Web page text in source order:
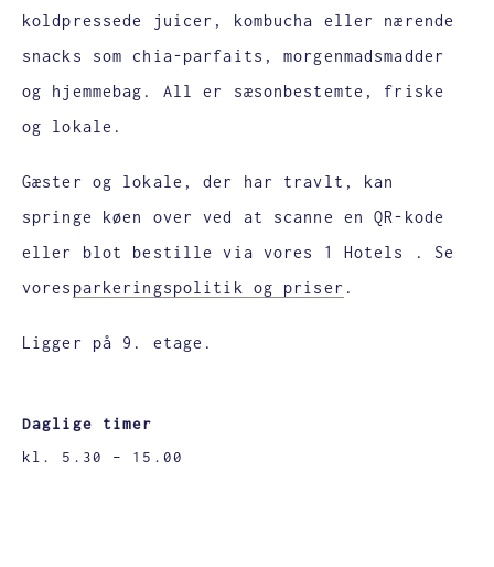
koldpressede juicer, kombucha eller nærende
snacks som chia-parfaits, morgenmadsmadder
og hjemmebag. All er sæsonbestemte, friske
og lokale.
Gæster og lokale, der har travlt, kan
springe køen over ved at scanne en QR-kode
eller blot bestille via vores 1 Hotels . Se
vores parkeringspolitik og priser .
Ligger på 9. etage.
Daglige timer
kl. 5.30 – 15.00